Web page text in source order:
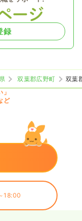
録
双葉郡広野町
双葉
ど
18:00